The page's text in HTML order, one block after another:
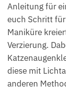
Anleitung für
euch Schritt
Maniküre
Verzierung.
diese mit
anderen